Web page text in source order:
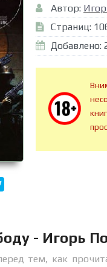
Автор:
Страниц:
Добавлено:
- Игорь
тем, как